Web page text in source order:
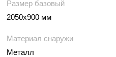
Размер базовый
2050х900 мм
Материал снаружи
Металл